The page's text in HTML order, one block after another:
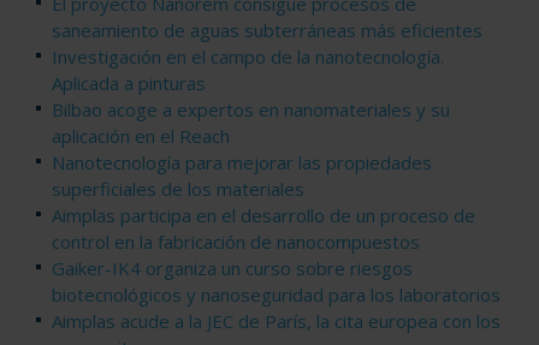
saneamiento de aguas subterráneas más eficientes
Investigación en el campo de la nanotecnología.
Aplicada a pinturas
Bilbao acoge a expertos en nanomateriales y su
aplicación en el Reach
Nanotecnología para mejorar las propiedades
superficiales de los materiales
Aimplas participa en el desarrollo de un proceso de
control en la fabricación de nanocompuestos
Gaiker-IK4 organiza un curso sobre riesgos
biotecnológicos y nanoseguridad para los laboratorios
Aimplas acude a la JEC de París, la cita europea con los